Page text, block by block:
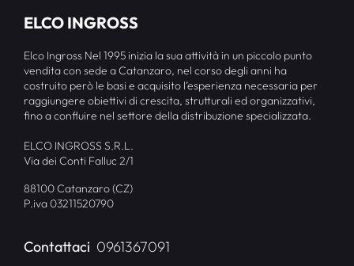
ELCO INGROSS
Elco Ingross Nel 1995 inizia la sua attività in un piccolo punto
vendita con sede a Catanzaro, nel corso degli anni ha
costruito però le basi e acquisito l’esperienza necessaria per
raggiungere obiettivi di crescita, strutturali ed organizzativi,
fino a confluire nel settore della distribuzione specializzata.
ELCO INGROSS S.R.L.
Via dei Conti Falluc 2/1
88100 Catanzaro (CZ)
P.iva 03211520790
Contattaci 0961367091